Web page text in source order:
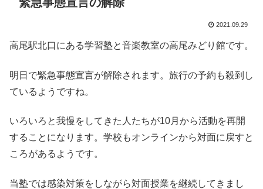
2021.09.29
高尾駅北口にある学習塾と音楽教室の高尾みどり館です。
明日で緊急事態宣言が解除されます。旅行の予約も殺到し
ているようですね。
いろいろと我慢をしてきた人たちが10月から活動を再開
することになります。学校もオンラインから対面に戻すと
ころがあるようです。
当塾では感染対策をしながら対面授業を継続してきまし